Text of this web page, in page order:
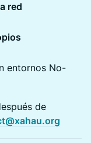
red
entornos No-
de